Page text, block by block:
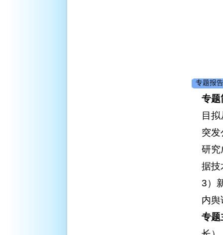
专题报告
专题
目
突
研究
据技
3）
内舆
专题